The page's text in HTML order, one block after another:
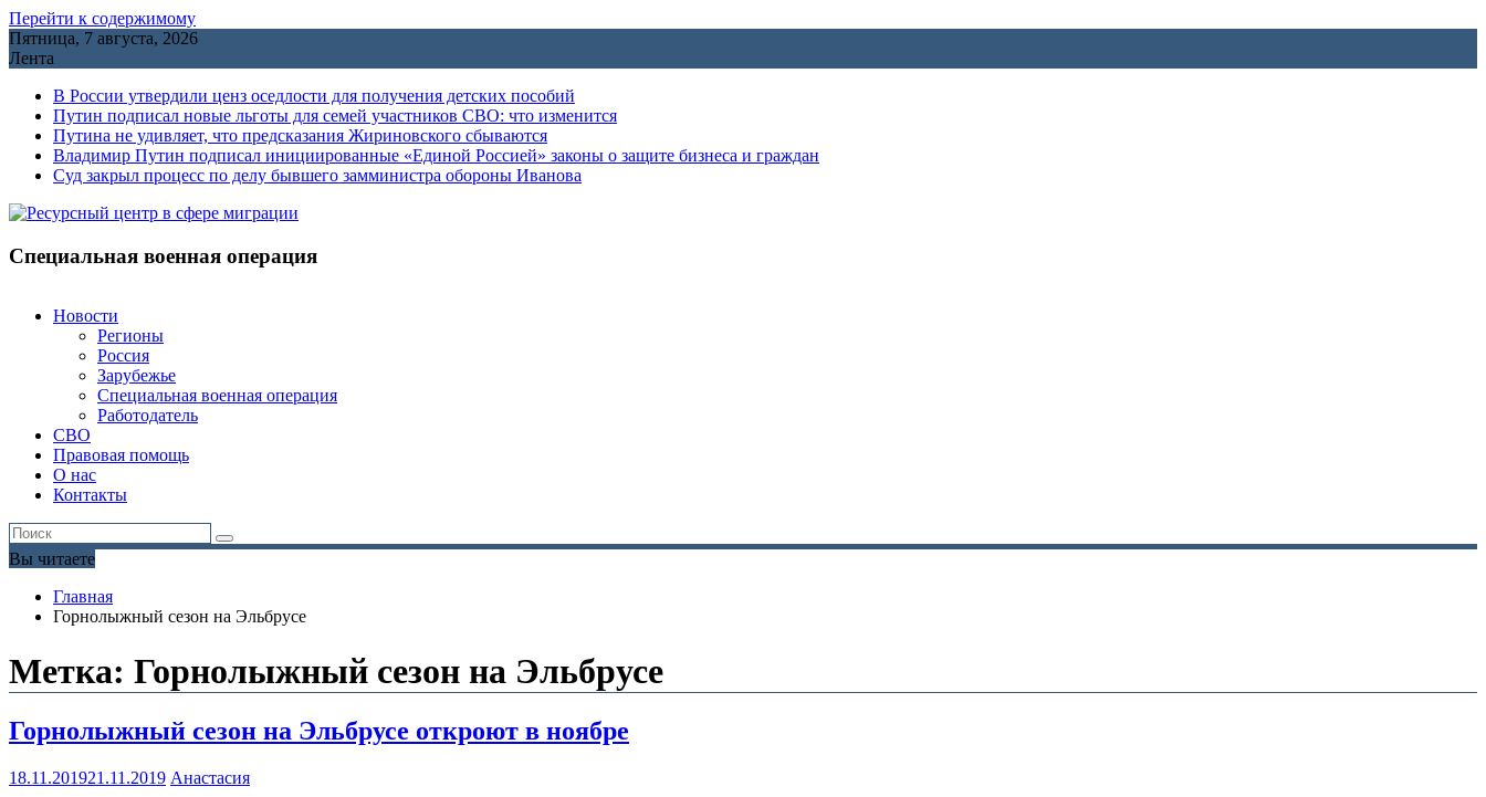
Перейти к содержимому
Пятница, 7 августа, 2026
Лента
В России утвердили ценз оседлости для получения детских пособий
Путин подписал новые льготы для семей участников СВО: что изменится
Путина не удивляет, что предсказания Жириновского сбываются
Владимир Путин подписал инициированные «Единой Россией» законы о защите бизнеса и граждан
Cуд закрыл процесс по делу бывшего замминистра обороны Иванова
Специальная военная операция
Новости
Регионы
Россия
Зарубежье
Специальная военная операция
Работодатель
СВО
Правовая помощь
О нас
Контакты
Вы читаете
Главная
Горнолыжный сезон на Эльбрусе
Метка: Горнолыжный сезон на Эльбрусе
Горнолыжный сезон на Эльбрусе откроют в ноябре
18.11.201921.11.2019 Анастасия